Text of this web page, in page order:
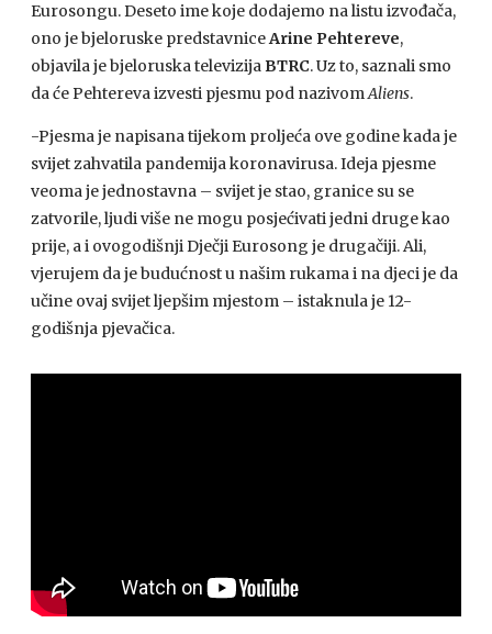
Eurosongu. Deseto ime koje dodajemo na listu izvođača,
ono je bjeloruske predstavniceArine Pehtereve,
objavila je bjeloruska televizijaBTRC. Uz to, saznali smo
da će Pehtereva izvesti pjesmu pod nazivomAliens.
-Pjesma je napisana tijekom proljeća ove godine kada je
svijet zahvatila pandemija koronavirusa. Ideja pjesme
veoma je jednostavna – svijet je stao, granice su se
zatvorile, ljudi više ne mogu posjećivati jedni druge kao
prije, a i ovogodišnji Dječji Eurosong je drugačiji. Ali,
vjerujem da je budućnost u našim rukama i na djeci je da
učine ovaj svijet ljepšim mjestom – istaknula je 12-
godišnja pjevačica.